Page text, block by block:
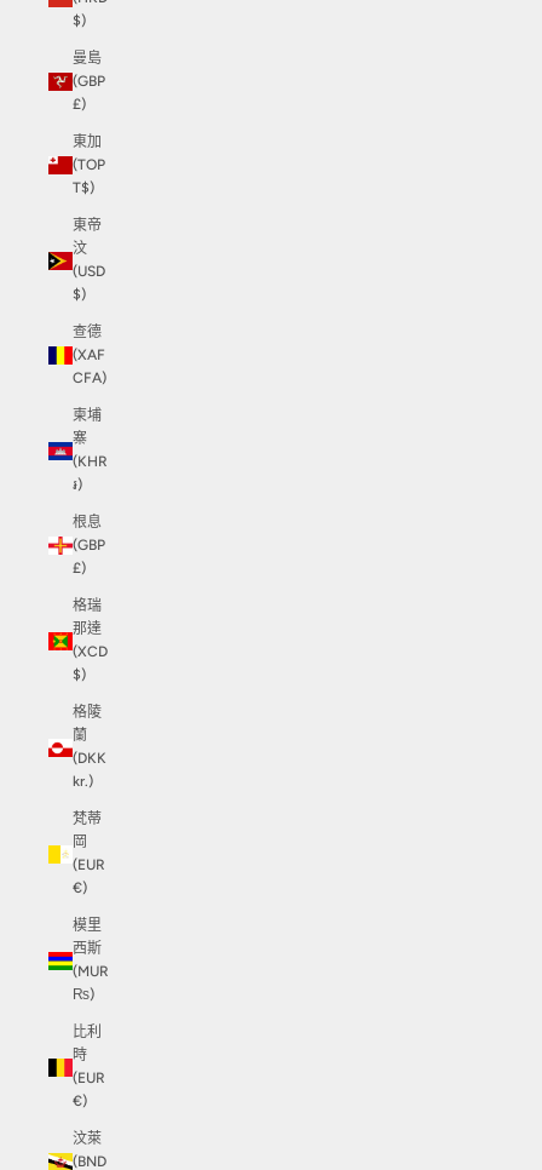
$)
曼島
(GBP
£)
東加
(TOP
T$)
東帝
汶
(USD
$)
查德
(XAF
CFA)
柬埔
寨
(KHR
៛)
根息
(GBP
£)
格瑞
那達
(XCD
$)
格陵
蘭
(DKK
kr.)
梵蒂
岡
(EUR
€)
模里
西斯
(MUR
₨)
比利
時
(EUR
€)
汶萊
(BND